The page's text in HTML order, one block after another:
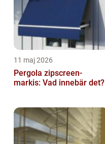
11 maj 2026
Pergola zipscreen-
markis: Vad innebär det?